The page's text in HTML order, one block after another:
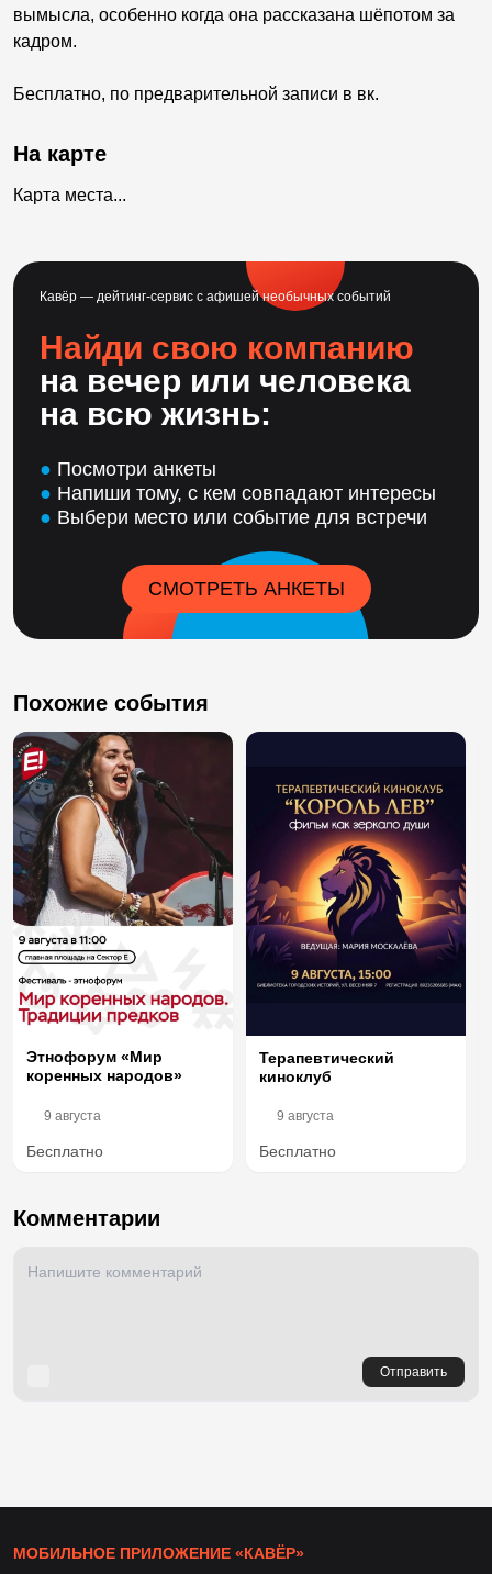
вымысла, особенно когда она рассказана шёпотом за
кадром.
Бесплатно, по предварительной записи в вк.
На карте
Карта места...
Кавёр — дейтинг-сервис с афишей необычных событий
Найди свою компанию
на вечер или человека
на всю жизнь:
● Посмотри анкеты
● Напиши тому, с кем совпадают интересы
● Выбери место или событие для встречи
СМОТРЕТЬ АНКЕТЫ
Похожие события
Этнофорум «Мир
коренных народов»
9 августа
Бесплатно
Терапевтический
киноклуб
9 августа
Бесплатно
Комментарии
Отправить
МОБИЛЬНОЕ ПРИЛОЖЕНИЕ «КАВЁР»